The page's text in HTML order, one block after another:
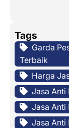
Tags
Garda
Terbaik
Harga
Jasa Anti
Jasa Anti
Jasa Anti